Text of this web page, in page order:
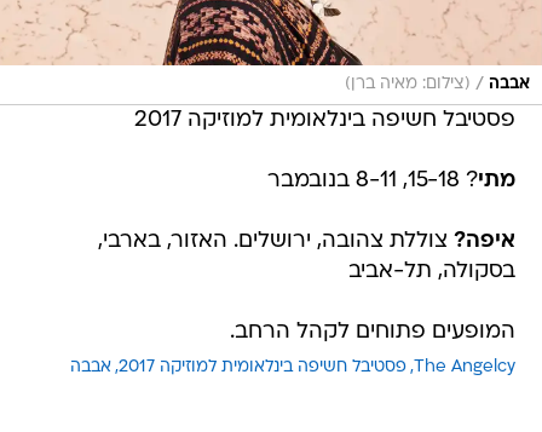
אבבה / (צילום: מאיה ברן)
פסטיבל חשיפה בינלאומית למוזיקה 2017
מתי? 15-18, 8-11 בנובמבר
איפה? צוללת צהובה, ירושלים. האזור, בארבי,
בסקולה, תל-אביב
המופעים פתוחים לקהל הרחב.
The Angelcy פסטיבל חשיפה בינלאומית למוזיקה 2017 אבבה